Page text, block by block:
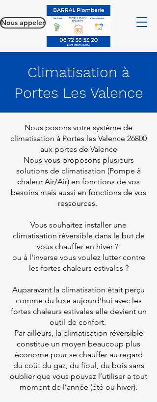
Nous appeler
Climatisation à
Portes Les Valence
Nous posons votre système de
climatisation à Portes les Valence 26800
aux portes de Valence
Nous vous proposons plusieurs
solutions de climatisation (Pompe à
chaleur Air/Air) en fonctions de vos
besoins mais aussi en fonctions de vos
ressources.
Vous souhaitez installer une
climatisation réversible dans le but de
vous chauffer en hiver ?
ou à l'inverse vous voulez lutter contre
les fortes chaleurs estivales ?
Auparavant la climatisation était perçu
comme du luxe aujourd'hui avec les
fortes chaleurs estivales elle devient un
outil de confort.
Par ailleurs, la climatisation réversible
constitue un moyen beaucoup plus
économe pour se chauffer au regard
du coût du gaz, du fioul, du bois sans
oublier que vous pouvez l’utiliser a tout
moment de l’année (été ou hiver).